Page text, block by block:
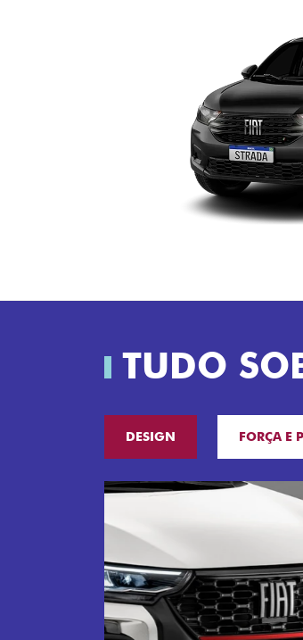
TUDO
DESIGN FORÇA E